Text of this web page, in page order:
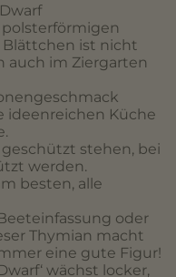
ist nicht
auch im Ziergarten
Küche
stehen, bei
werden.
besten, alle
oder
Thymian macht
eine gute Figur!
wächst locker,